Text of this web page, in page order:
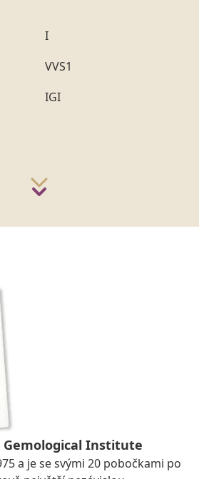
I
VVS1
IGI
Institute
a je se svými 20 pobočkami po